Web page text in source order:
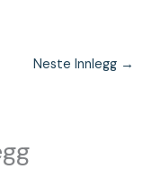
Neste Innlegg →